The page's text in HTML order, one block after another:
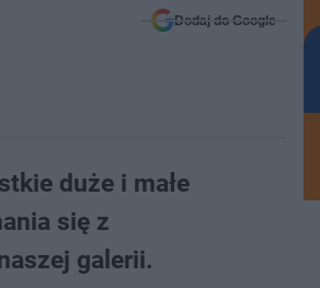
Dodaj do Google
duże i małe
się z
galerii.